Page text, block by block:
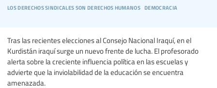
los derechos sindicales son derechos humanos democracia
Tras las recientes elecciones al Consejo Nacional Iraquí, en el
Kurdistán iraquí surge un nuevo frente de lucha. El profesorado
alerta sobre la creciente influencia política en las escuelas y
advierte que la inviolabilidad de la educación se encuentra
amenazada.